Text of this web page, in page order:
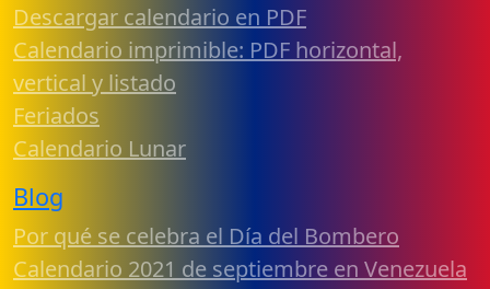
Descargar calendario en PDF
Calendario imprimible: PDF horizontal,
vertical y listado
Feriados
Calendario Lunar
Blog
Por qué se celebra el Día del Bombero
Calendario 2021 de septiembre en Venezuela